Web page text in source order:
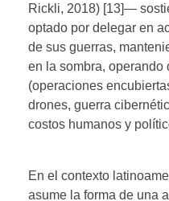
Rickli, 2018) [13]—
optado por delegar en
de sus guerras,
en la sombra, operando
(operaciones
drones, guerra
costos humanos y
En el contexto
asume la forma de una